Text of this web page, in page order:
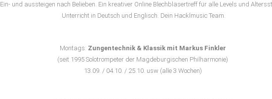
Ein- und aussteigen nach Belieben. Ein kreativer Online Blechbläsertreff für alle Levels und
Unterricht in Deutsch und Englisch. Dein Hacklmusic Team.
Montags: Zungentechnik & Klassik mit Markus Finkler
(seit 1995 Solotrompeter der Magdeburgischen Philharmonie)
13.09. / 04.10. / 25.10. usw (alle 3 Wochen)